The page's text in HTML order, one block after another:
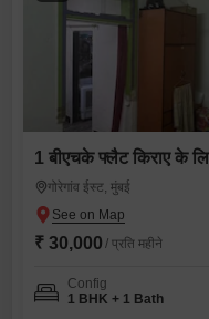
1 बीएचके फ्लैट किराए के
गोरेगांव ईस्ट, मुंबई
₹ 30,000 / प्रति महीने
Config
1 BHK + 1 Bath